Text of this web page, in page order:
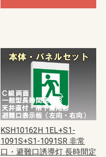
KSH10162H 1EL+S1-
1091S+S1-1091SR 非常
口・避難口誘導灯 長時間定